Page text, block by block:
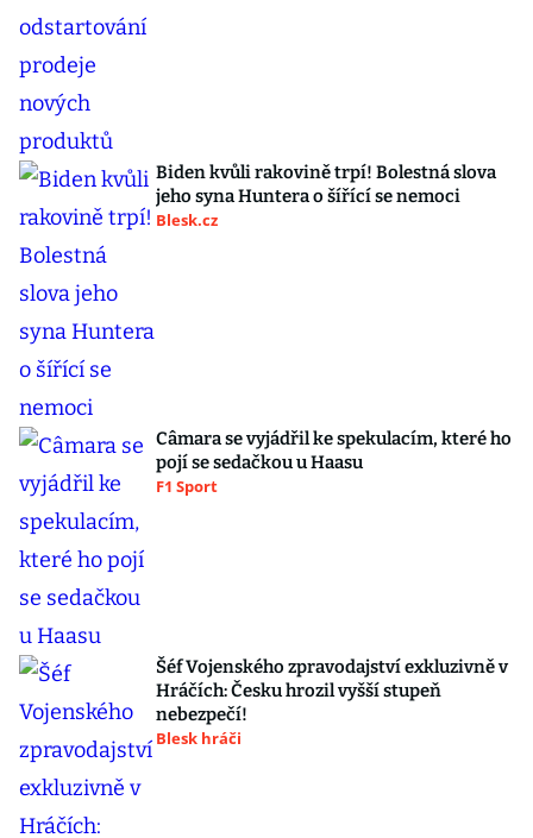
Biden kvůli rakovině trpí! Bolestná slova
jeho syna Huntera o šířící se nemoci
Blesk.cz
Câmara se vyjádřil ke spekulacím, které ho
pojí se sedačkou u Haasu
F1 Sport
Šéf Vojenského zpravodajství exkluzivně v
Hráčích: Česku hrozil vyšší stupeň
nebezpečí!
Blesk hráči